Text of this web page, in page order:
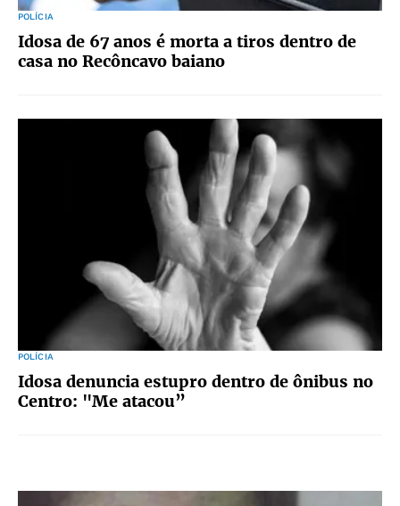
POLÍCIA
Idosa de 67 anos é morta a tiros dentro de
casa no Recôncavo baiano
POLÍCIA
Idosa denuncia estupro dentro de ônibus no
Centro: "Me atacou”